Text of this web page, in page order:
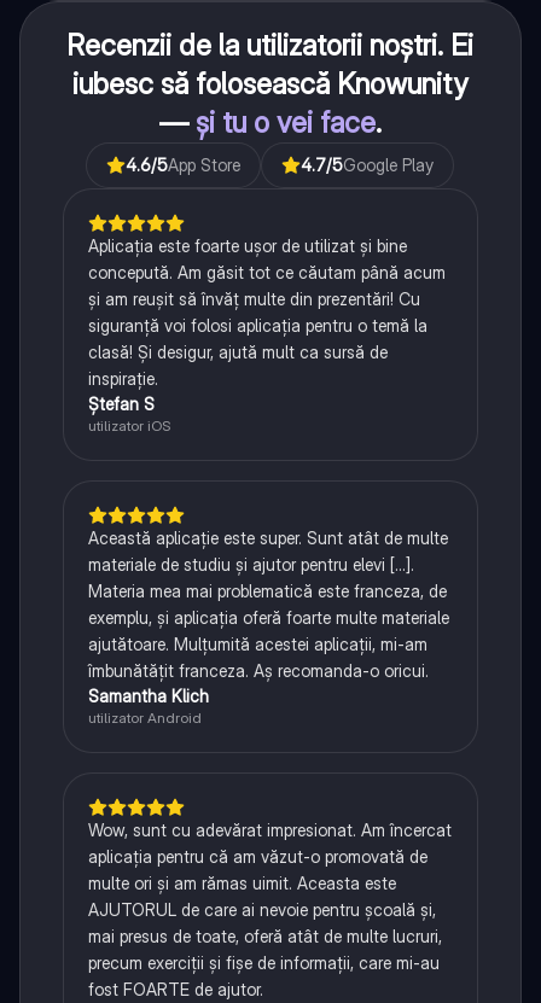
Recenzii de la utilizatorii noștri. Ei
iubesc să folosească Knowunity
— și tu o vei face.
4.6/5App Store 4.7/5Google Play
Aplicația este foarte ușor de utilizat și bine
concepută. Am găsit tot ce căutam până acum
și am reușit să învăț multe din prezentări! Cu
siguranță voi folosi aplicația pentru o temă la
clasă! Și desigur, ajută mult ca sursă de
inspirație.
Ștefan S
utilizator iOS
Această aplicație este super. Sunt atât de multe
materiale de studiu și ajutor pentru elevi [...].
Materia mea mai problematică este franceza, de
exemplu, și aplicația oferă foarte multe materiale
ajutătoare. Mulțumită acestei aplicații, mi-am
îmbunătățit franceza. Aș recomanda-o oricui.
Samantha Klich
utilizator Android
Wow, sunt cu adevărat impresionat. Am încercat
aplicația pentru că am văzut-o promovată de
multe ori și am rămas uimit. Aceasta este
AJUTORUL de care ai nevoie pentru școală și,
mai presus de toate, oferă atât de multe lucruri,
precum exerciții și fișe de informații, care mi-au
fost FOARTE de ajutor.